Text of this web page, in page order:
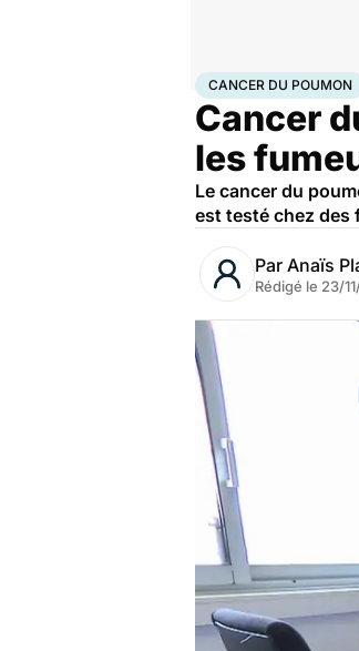
AccueilSantéMaladies
CANCER DU POUMON
Cancer
les
Le cancer du
est testé chez des
Par Anaïs
Rédigé le 23/